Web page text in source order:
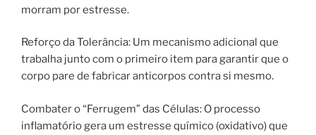
morram por estresse.
Reforço da Tolerância: Um mecanismo adicional que
trabalha junto com o primeiro item para garantir que o
corpo pare de fabricar anticorpos contra si mesmo.
Combater o “Ferrugem” das Células: O processo
inflamatório gera um estresse químico (oxidativo) que